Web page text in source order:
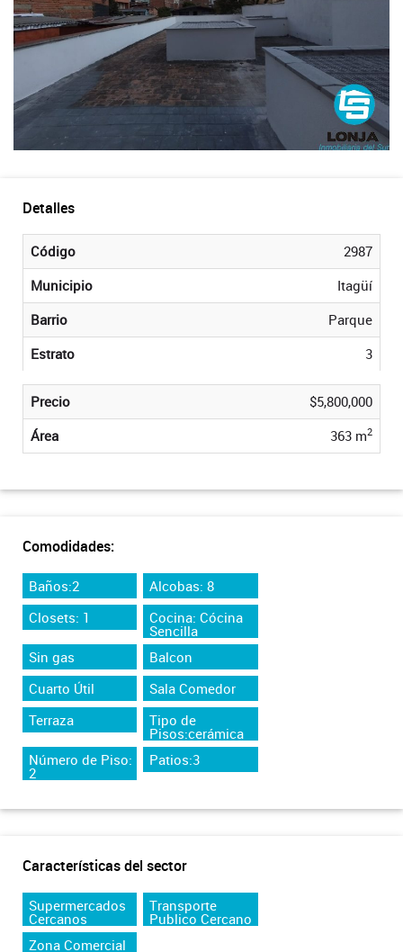
Detalles
Código
2987
Municipio
Itagüí
Barrio
Parque
Estrato
3
Precio
$5,800,000
Área
363 m2
Comodidades:
Baños:2
Alcobas: 8
Closets: 1
Cocina: Cócina
Sencilla
Sin gas
Balcon
Cuarto Útil
Sala Comedor
Terraza
Tipo de
Pisos:cerámica
Número de Piso:
2
Patios:3
Características del sector
Supermercados
Cercanos
Transporte
Publico Cercano
Zona Comercial